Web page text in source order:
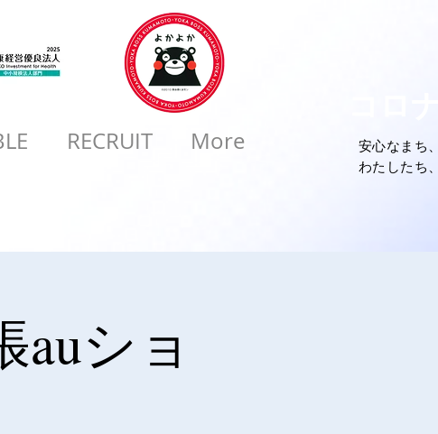
RECRUIT More
安心なまち
わたしたち
auショ